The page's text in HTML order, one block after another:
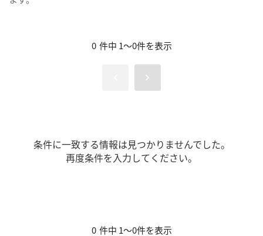
0 件中 1～0件を表示
条件に一致する情報は見つかりませんでした。
再度条件を入力してください。
0 件中 1～0件を表示